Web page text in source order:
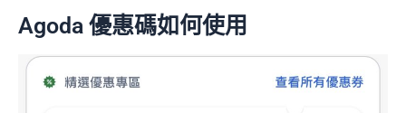
Agoda 優惠碼如何使用